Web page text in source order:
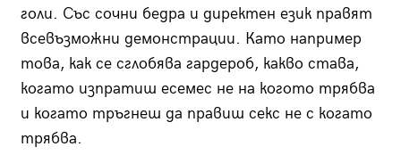
голи. Със сочни бедра и директен език правят
всевъзможни демонстрации. Като например
това, как се сглобява гардероб, какво става,
когато изпратиш есемес не на когото трябва
и когато тръгнеш да правиш секс не с когато
трябва.